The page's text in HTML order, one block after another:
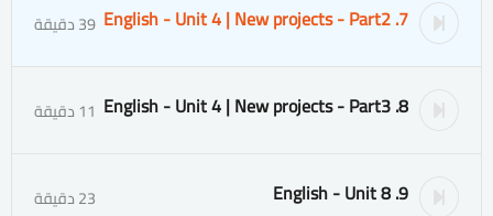
7. English - Unit 4 | New projects - Part2 39 دقيقة
8. English - Unit 4 | New projects - Part3 11 دقيقة
9. English - Unit 8 23 دقيقة